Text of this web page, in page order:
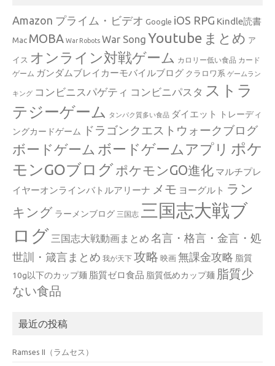
Amazon プライム・ビデオ Google iOS RPG Kindle読書
Mac MOBA War Robots War Song Youtube まとめ ア
イス オンライン対戦ゲーム カロリー低い食品 カード
ゲーム ガンダムブレイカーモバイルブログ クラロワ系 ゲームラン
キング コンビニスパゲティ コンビニパスタ ストラ
テジーゲーム
タンパク質多い食品 ダイエット
トレーディ
ングカードゲーム
ドラゴンクエストウォークブログ
ボードゲーム ボードゲームアプリ ポケ
モンGOブログ ポケモンGO進化 マルチプレ
イヤーオンラインバトルアリーナ メモ ヨーグルト ラン
キング ラーメンブログ 三国志 三国志大戦ブ
ログ 三国志大戦動画まとめ 名言・格言・金言・処
世訓・箴言まとめ 我が天下 攻略 映画 無課金攻略 脂質
10g以下のカップ麺 脂質ゼロ食品 脂質低めカップ麺 脂質少
ない食品
最近の投稿
Ramses II（ラムセス）